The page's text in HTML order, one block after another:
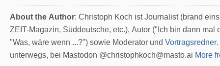
About the Author: Christoph Koch ist Journalist (brand
ZEIT-Magazin, Süddeutsche, etc.), Autor ("Ich bin dann
"Was, wäre wenn ...?") sowie Moderator und Vortragsredner
unterwegs, bei Mastodon @christophkoch@masto.ai More